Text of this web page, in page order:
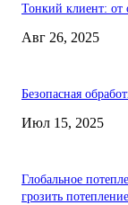
Тонкий клиент: от
Авг 26, 2025
Безопасная
Июл 15, 2025
Глобальное
грозить